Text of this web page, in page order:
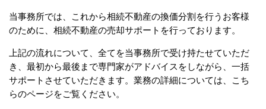
当事務所では、これから相続不動産の換価分割を行うお客様
のために、相続不動産の売却サポートを行っております。
上記の流れについて、全てを当事務所で受け持たせていただ
き、最初から最後まで専門家がアドバイスをしながら、一括
サポートさせていただきます。業務の詳細については、こち
らのページをご覧ください。